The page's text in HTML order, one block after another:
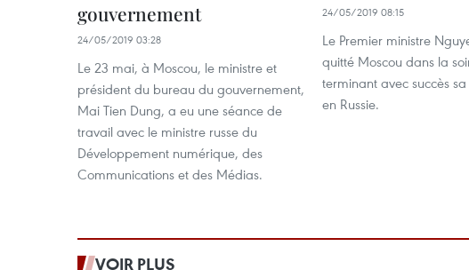
gouvernement
24/05/2019 03:28
Le 23 mai, à Moscou, le ministre et
président du bureau du gouvernement,
Mai Tien Dung, a eu une séance de
travail avec le ministre russe du
Développement numérique, des
Communications et des Médias.
24/05/2019 08:15
Le Premier ministre
quitté Moscou dans la
terminant avec succès
en Russie.
VOIR PLUS